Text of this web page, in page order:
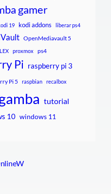
gamer
19 kodi addons liberar ps4
OpenMediavault 5
proxmox ps4
Pi raspberry pi 3
Pi 5 raspbian recalbox
tutorial
10 windows 11